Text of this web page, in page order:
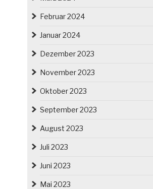
Februar 2024
Januar 2024
Dezember 2023
November 2023
Oktober 2023
September 2023
August 2023
Juli 2023
Juni 2023
Mai 2023